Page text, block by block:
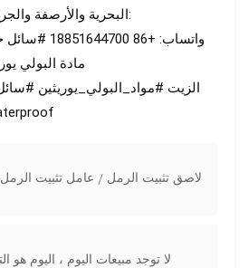
البحرية والأرصفة
njkzfs@163.com واتساب: +86 18851644700
#سائل
مادة البولي
الزيت #مواد_البولي_يوريثين
لاصق تثبيت الرمل / عامل تثبيت
لا توجد مبيعات اليوم ، اليوم هو